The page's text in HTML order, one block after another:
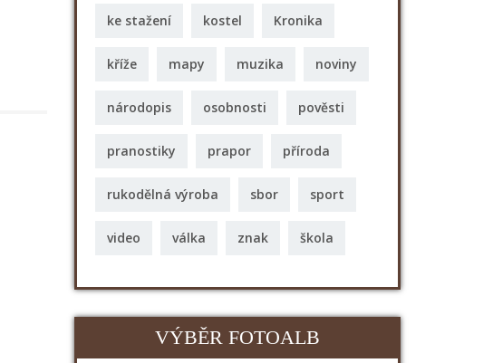
ke stažení kostel Kronika
kříže mapy muzika noviny
národopis osobnosti pověsti
pranostiky prapor příroda
rukodělná výroba sbor sport
video válka znak škola
VÝBĚR FOTOALB